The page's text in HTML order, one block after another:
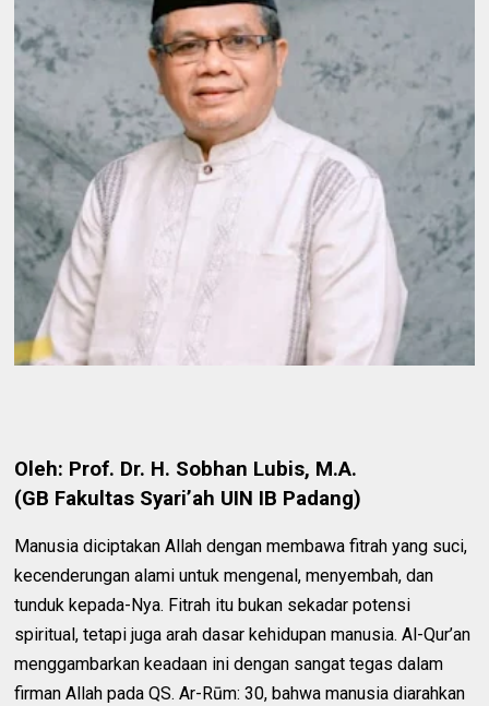
Oleh: Prof. Dr. H. Sobhan Lubis, M.A.
(GB Fakultas Syari’ah UIN IB Padang)
Manusia diciptakan Allah dengan membawa fitrah yang suci,
kecenderungan alami untuk mengenal, menyembah, dan
tunduk kepada-Nya. Fitrah itu bukan sekadar potensi
spiritual, tetapi juga arah dasar kehidupan manusia. Al-Qur’an
menggambarkan keadaan ini dengan sangat tegas dalam
firman Allah pada QS. Ar-Rūm: 30, bahwa manusia diarahkan